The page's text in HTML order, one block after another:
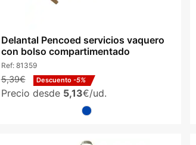
Delantal Pencoed servicios vaquero
con bolso compartimentado
Ref: 81359
5,39€ Descuento -5%
Precio desde 5,13€/ud.